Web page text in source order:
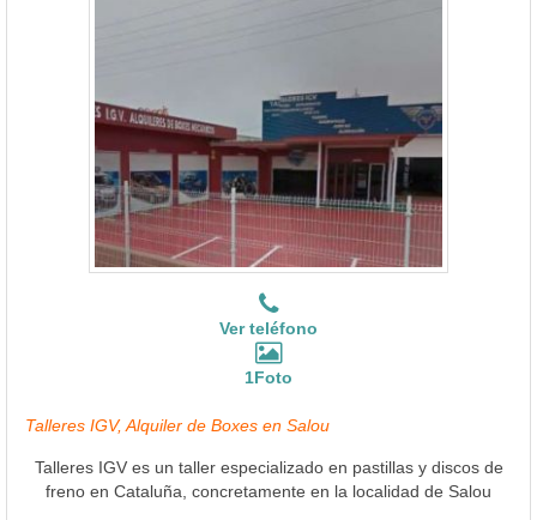
Ver teléfono
1Foto
Talleres IGV, Alquiler de Boxes en Salou
Talleres IGV es un taller especializado en pastillas y discos de
freno en Cataluña, concretamente en la localidad de Salou